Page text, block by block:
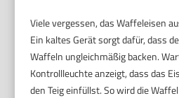
Viele vergessen, das Waffeleisen
Ein kaltes Gerät sorgt dafür, dass
Waffeln ungleichmäßig backen.
Kontrollleuchte anzeigt, dass das
den Teig einfüllst. So wird die